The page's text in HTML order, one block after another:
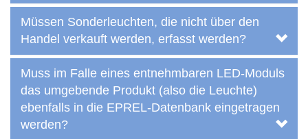
Müssen Sonderleuchten, die nicht über den
Handel verkauft werden, erfasst werden?
Muss im Falle eines entnehmbaren LED-Moduls
das umgebende Produkt (also die Leuchte)
ebenfalls in die EPREL-Datenbank eingetragen
werden?